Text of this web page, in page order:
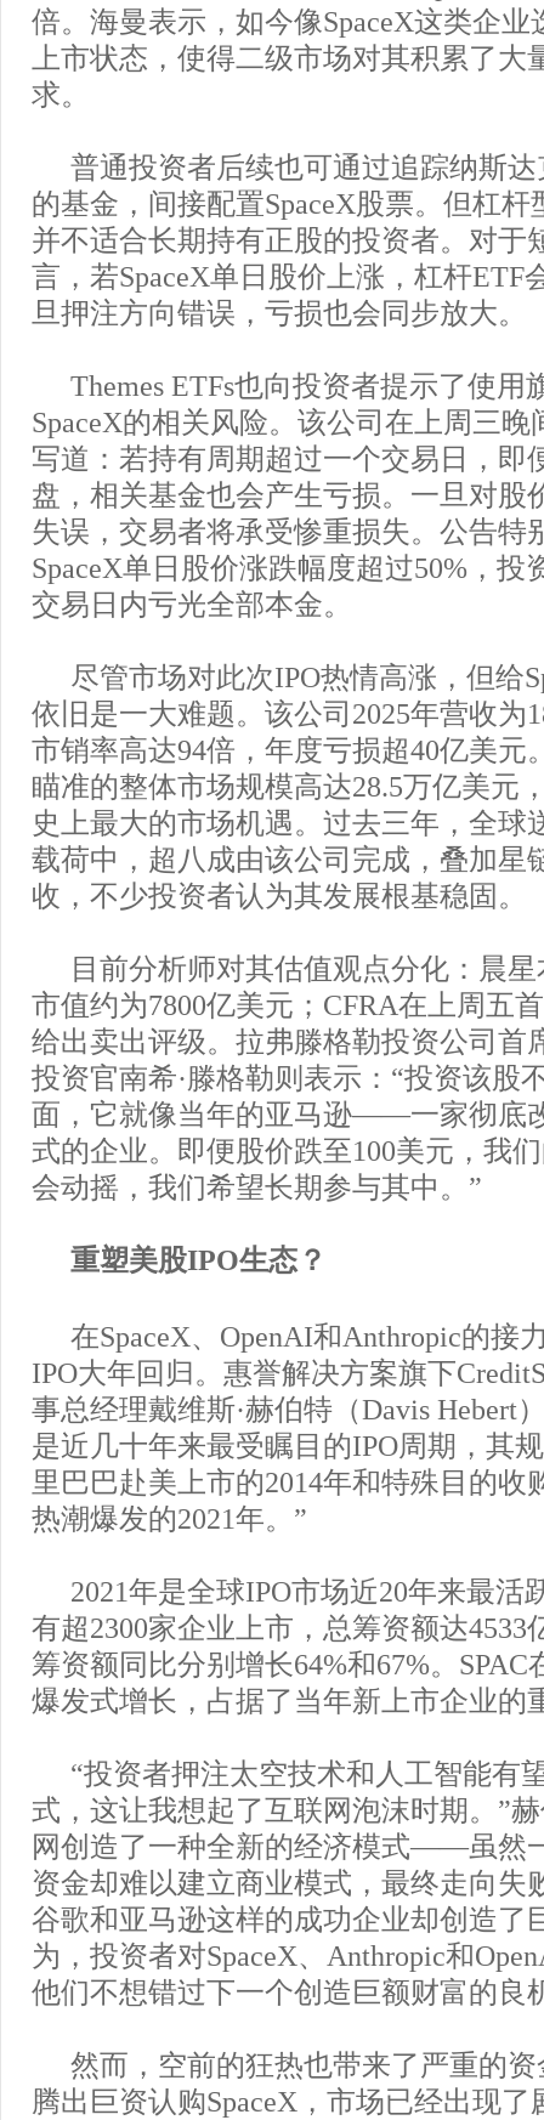
倍。海曼表示，如今像SpaceX这类企业
上市状态，使得二级市场对其积累了大
求。
普通投资者后续也可通过追踪纳斯达
的基金，间接配置SpaceX股票。但杠杆
并不适合长期持有正股的投资者。对于
言，若SpaceX单日股价上涨，杠杆ETF
旦押注方向错误，亏损也会同步放大。
Themes ETFs也向投资者提示了使用
SpaceX的相关风险。该公司在上周三晚
写道：若持有周期超过一个交易日，即
盘，相关基金也会产生亏损。一旦对股
失误，交易者将承受惨重损失。公告特
SpaceX单日股价涨跌幅度超过50%，投
交易日内亏光全部本金。
尽管市场对此次IPO热情高涨，但给
依旧是一大难题。该公司2025年营收为
市销率高达94倍，年度亏损超40亿美元
瞄准的整体市场规模高达28.5万亿美元
史上最大的市场机遇。过去三年，全球
载荷中，超八成由该公司完成，叠加星
收，不少投资者认为其发展根基稳固。
目前分析师对其估值观点分化：晨
市值约为7800亿美元；CFRA在上周五
给出卖出评级。拉弗滕格勒投资公司首
投资官南希·滕格勒则表示：“投资该股
面，它就像当年的亚马逊——一家彻底
式的企业。即便股价跌至100美元，我
会动摇，我们希望长期参与其中。”
重塑美股IPO生态？
在SpaceX、OpenAI和Anthropic的接
IPO大年回归。惠誉解决方案旗下
事总经理戴维斯·赫伯特（Davis Hebert
是近几十年来最受瞩目的IPO周期，其
里巴巴赴美上市的2014年和特殊目的收
热潮爆发的2021年。”
2021年是全球IPO市场近20年来最活
有超2300家企业上市，总筹资额达4533
筹资额同比分别增长64%和67%。SPAC
爆发式增长，占据了当年新上市企业的
“投资者押注太空技术和人工智能有
式，这让我想起了互联网泡沫时期。”
网创造了一种全新的经济模式——虽然
资金却难以建立商业模式，最终走向失
谷歌和亚马逊这样的成功企业却创造了
为，投资者对SpaceX、Anthropic和
他们不想错过下一个创造巨额财富的良
然而，空前的狂热也带来了严重的
腾出巨资认购SpaceX，市场已经出现了